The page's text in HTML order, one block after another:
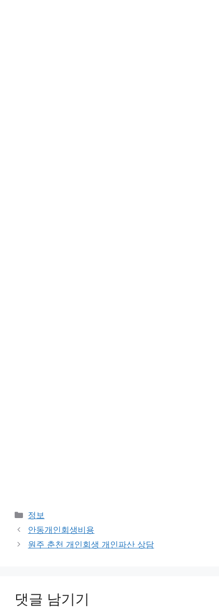
카
테
리
정보
안동개인회생비용
원주 춘천 개인회생 개인파산 상담
댓글 남기기